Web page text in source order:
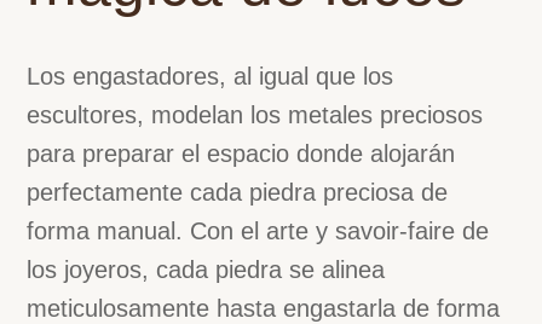
WhatsApp
Los engastadores, al igual que los
escultores, modelan los metales preciosos
para preparar el espacio donde alojarán
perfectamente cada piedra preciosa de
forma manual. Con el arte y savoir-faire de
los joyeros, cada piedra se alinea
meticulosamente hasta engastarla de forma